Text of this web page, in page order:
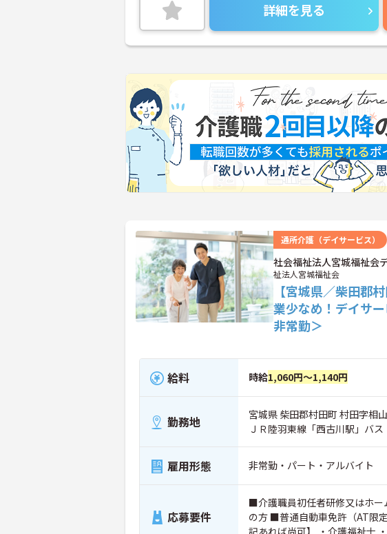
詳細を見る
通所介護（デイサービス）
社会福祉法人宮城福祉会
祉法人宮城福祉会
【宮城県／柴田郡
業少なめ！デイサ
非常勤＞
給料 時給1,060円～1,140円
勤務地
宮城県 柴田郡村田町 村田字相
ＪＲ陸羽東線「西古川駅」バ
雇用形態 非常勤・パート・アルバイト
応募要件
■介護職員初任者研修又はホー
の方 ■普通自動車免許（AT限
記あれば尚可】 ・介護福祉士